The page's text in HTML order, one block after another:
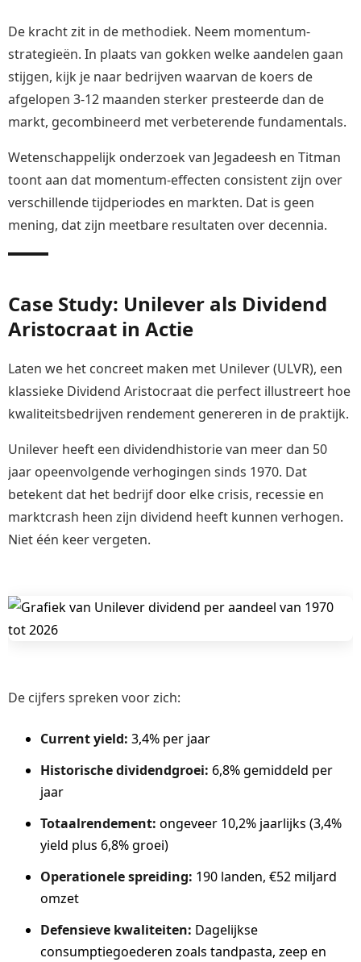
De kracht zit in de methodiek. Neem momentum-
strategieën. In plaats van gokken welke aandelen gaan
stijgen, kijk je naar bedrijven waarvan de koers de
afgelopen 3-12 maanden sterker presteerde dan de
markt, gecombineerd met verbeterende fundamentals.
Wetenschappelijk onderzoek van Jegadeesh en Titman
toont aan dat momentum-effecten consistent zijn over
verschillende tijdperiodes en markten. Dat is geen
mening, dat zijn meetbare resultaten over decennia.
Case Study: Unilever als Dividend
Aristocraat in Actie
Laten we het concreet maken met Unilever (ULVR), een
klassieke Dividend Aristocraat die perfect illustreert hoe
kwaliteitsbedrijven rendement genereren in de praktijk.
Unilever heeft een dividendhistorie van meer dan 50
jaar opeenvolgende verhogingen sinds 1970. Dat
betekent dat het bedrijf door elke crisis, recessie en
marktcrash heen zijn dividend heeft kunnen verhogen.
Niet één keer vergeten.
De cijfers spreken voor zich:
Current yield: 3,4% per jaar
Historische dividendgroei: 6,8% gemiddeld per
jaar
Totaalrendement: ongeveer 10,2% jaarlijks (3,4%
yield plus 6,8% groei)
Operationele spreiding: 190 landen, €52 miljard
omzet
Defensieve kwaliteiten: Dagelijkse
consumptiegoederen zoals tandpasta, zeep en